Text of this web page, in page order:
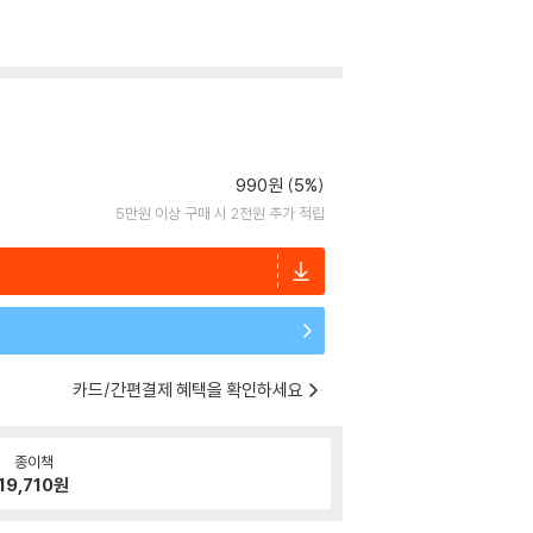
990원 (5%)
5만원 이상 구매 시 2천원 추가 적립
카드/간편결제 혜택을 확인하세요
종이책
원